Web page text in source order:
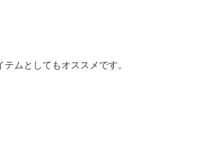
ムとしてもオススメです。